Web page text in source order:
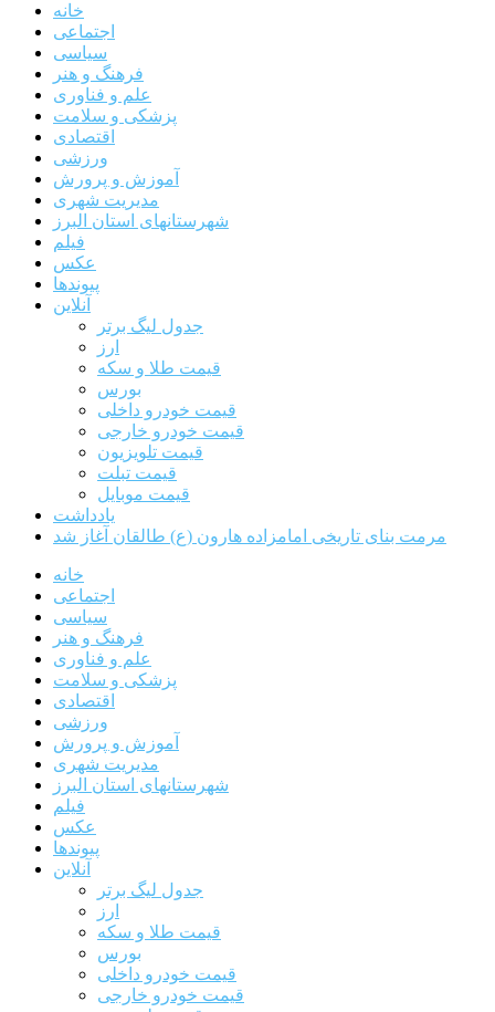
خانه
اجتماعی
سیاسی
فرهنگ و هنر
علم و فناوری
پزشکی و سلامت
اقتصادی
ورزشی
آموزش و پرورش
مدیریت شهری
شهرستانهای استان البرز
فیلم
عکس
پیوندها
آنلاین
جدول لیگ برتر
ارز
قیمت طلا و سکه
بورس
قیمت خودرو داخلی
قیمت خودرو خارجی
قیمت تلویزیون
قیمت تبلت
قیمت موبایل
یادداشت
مرمت بنای تاریخی امامزاده هارون (ع) طالقان آغاز شد
خانه
اجتماعی
سیاسی
فرهنگ و هنر
علم و فناوری
پزشکی و سلامت
اقتصادی
ورزشی
آموزش و پرورش
مدیریت شهری
شهرستانهای استان البرز
فیلم
عکس
پیوندها
آنلاین
جدول لیگ برتر
ارز
قیمت طلا و سکه
بورس
قیمت خودرو داخلی
قیمت خودرو خارجی